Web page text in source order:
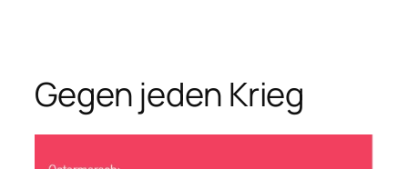
Gegen jeden Krieg